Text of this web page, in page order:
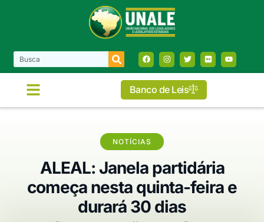
Banco de Leis
NOTÍCIAS
ALEAL: Janela partidária
começa nesta quinta-feira e
durará 30 dias